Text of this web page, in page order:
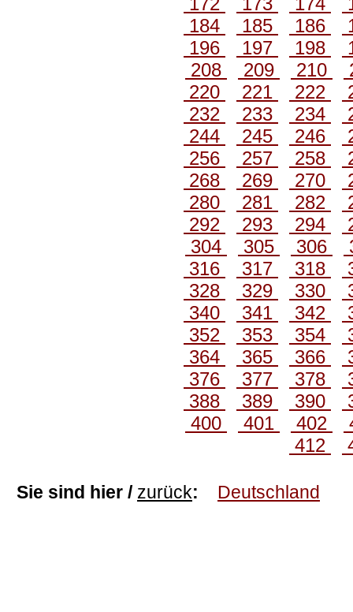
184
185 186
196
197 198
208
209 210
220
221 222
232
233 234
244
245 246
256
257 258
268
269 270
280
281 282
292
293 294
304
305 306
316
317 318
328
329 330
340
341 342
352
353 354
364
365 366
376
377 378
388
389 390
400
401 402
412
Sie sind hier / zurück: Deutschland